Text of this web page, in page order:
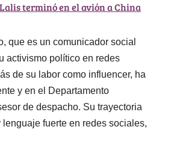
terminó en el avión a China
que es un comunicador social
activismo político en redes
de su labor como influencer, ha
y en el Departamento
de despacho. Su trayectoria
fuerte en redes sociales,